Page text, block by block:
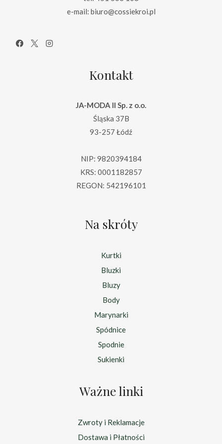
e-mail: biuro@cossiekroi.pl
Kontakt
JA-MODA II Sp. z o.o.
Śląska 37B
93-257 Łódź
NIP: 9820394184
KRS: 0001182857
REGON: 542196101
Na skróty
Kurtki
Bluzki
Bluzy
Body
Marynarki
Spódnice
Spodnie
Sukienki
Ważne linki
Zwroty i Reklamacje
Dostawa i Płatności